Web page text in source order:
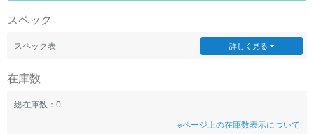
スペック
スペック表 詳しく見る
在庫数
総在庫数：0
※ページ上の在庫数表示について
容量
モニタサイズ